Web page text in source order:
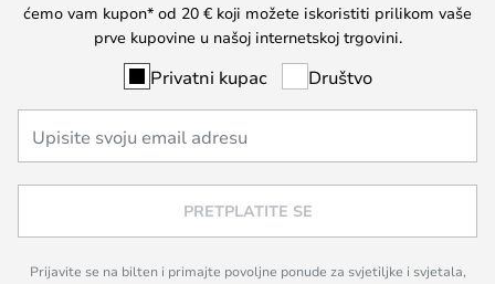
ćemo vam kupon* od 20 € koji možete iskoristiti prilikom vaše
prve kupovine u našoj internetskoj trgovini.
Privatni kupac Društvo
PRETPLATITE SE
Prijavite se na bilten i primajte povoljne ponude za svjetiljke i svjetala,